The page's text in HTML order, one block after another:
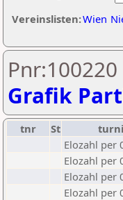
Vereinslisten:Wien
Grafik
tnr St
Elozahl per
Elozahl per
Elozahl per
Elozahl per